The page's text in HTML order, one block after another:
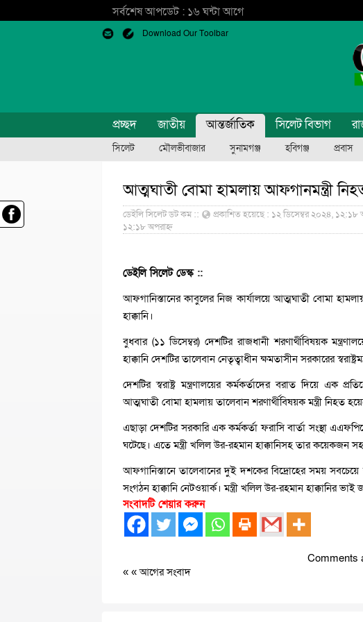
সর্বশেষ আপডেট : ১৬ ঘন্টা আগে
Download Our Toolbar
প্রচ্ছদ জাতীয় আন্তর্জাতিক সিলেট বিভাগ
সিলেট মৌলভীবাজার সুনামগঞ্জ হবিগঞ্জ প্রবাস
আত্মঘাতী বোমা হামলায় আফগানমন্ত্রী
ডেইলি সিলেট ডট কম ::
প্রকাশিত হয়েছে : ১২ ডিসেম্বর ২০২৪, ১২:১৮
১২:১৮ অপরাহ্ন
ডেইলি সিলেট ডেস্ক ::
আফগানিস্তানের কাবুলের নিজ কার্যালয়ে আত্মঘাতী বোমা
হাক্কানি।
বুধবার (১১ ডিসেম্বর) দেশটির রাজধানী শরণার্থীবিষয়ক
হাক্কানি দেশটির তালেবান নেতৃত্বাধীন ক্ষমতাসীন সরকারের
দেশটির স্বরাষ্ট্র মন্ত্রণালয়ের কর্মকর্তাদের বরাত দিয়ে এক
আত্মঘাতী বোমা হামলায় তালেবান শরণার্থীবিষয়ক মন্ত্রী নিহত
এছাড়া দেশটির সরকারি এক কর্মকর্তা ফরাসি বার্তা সংস্থা
ঘটেছে। এতে মন্ত্রী খলিল উর-রহমান হাক্কানিসহ তার কয়েকজন
আফগানিস্তানে তালেবানের দুই দশকের বিদ্রোহের সময় সবচেয়ে
সংগঠন হাক্কানি নেটওয়ার্ক। মন্ত্রী খলিল উর-রহমান হাক্কানির ভাই
সংবাদটি শেয়ার করুন
Comments
« «আগের সংবাদ